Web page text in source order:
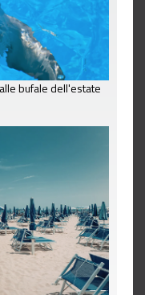
bufale dell'estate